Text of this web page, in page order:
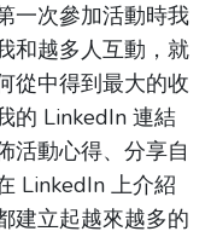
一次參加活動時我
和越多人互動，就
從中得到最大的收
的 LinkedIn 連結
活動心得、分享自
LinkedIn 上介紹
建立起越來越多的